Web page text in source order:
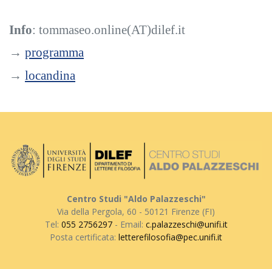
Info: tommaseo.online(AT)dilef.it
→ programma
→ locandina
Centro Studi "Aldo Palazzeschi"
Via della Pergola, 60 - 50121 Firenze (FI)
Tel: 055 2756297- Email: c.palazzeschi@unifi.it
Posta certificata: letterefilosofia@pec.unifi.it